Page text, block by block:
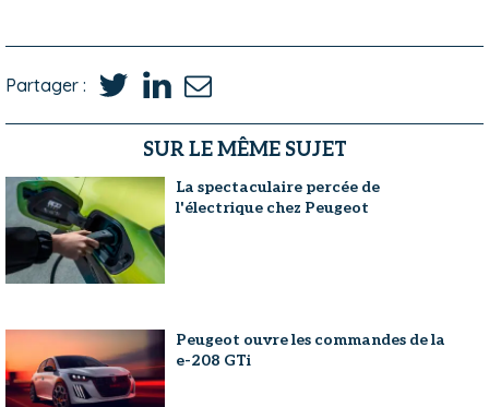
Partager :
SUR LE MÊME SUJET
La spectaculaire percée de
l'électrique chez Peugeot
Peugeot ouvre les commandes de la
e-208 GTi